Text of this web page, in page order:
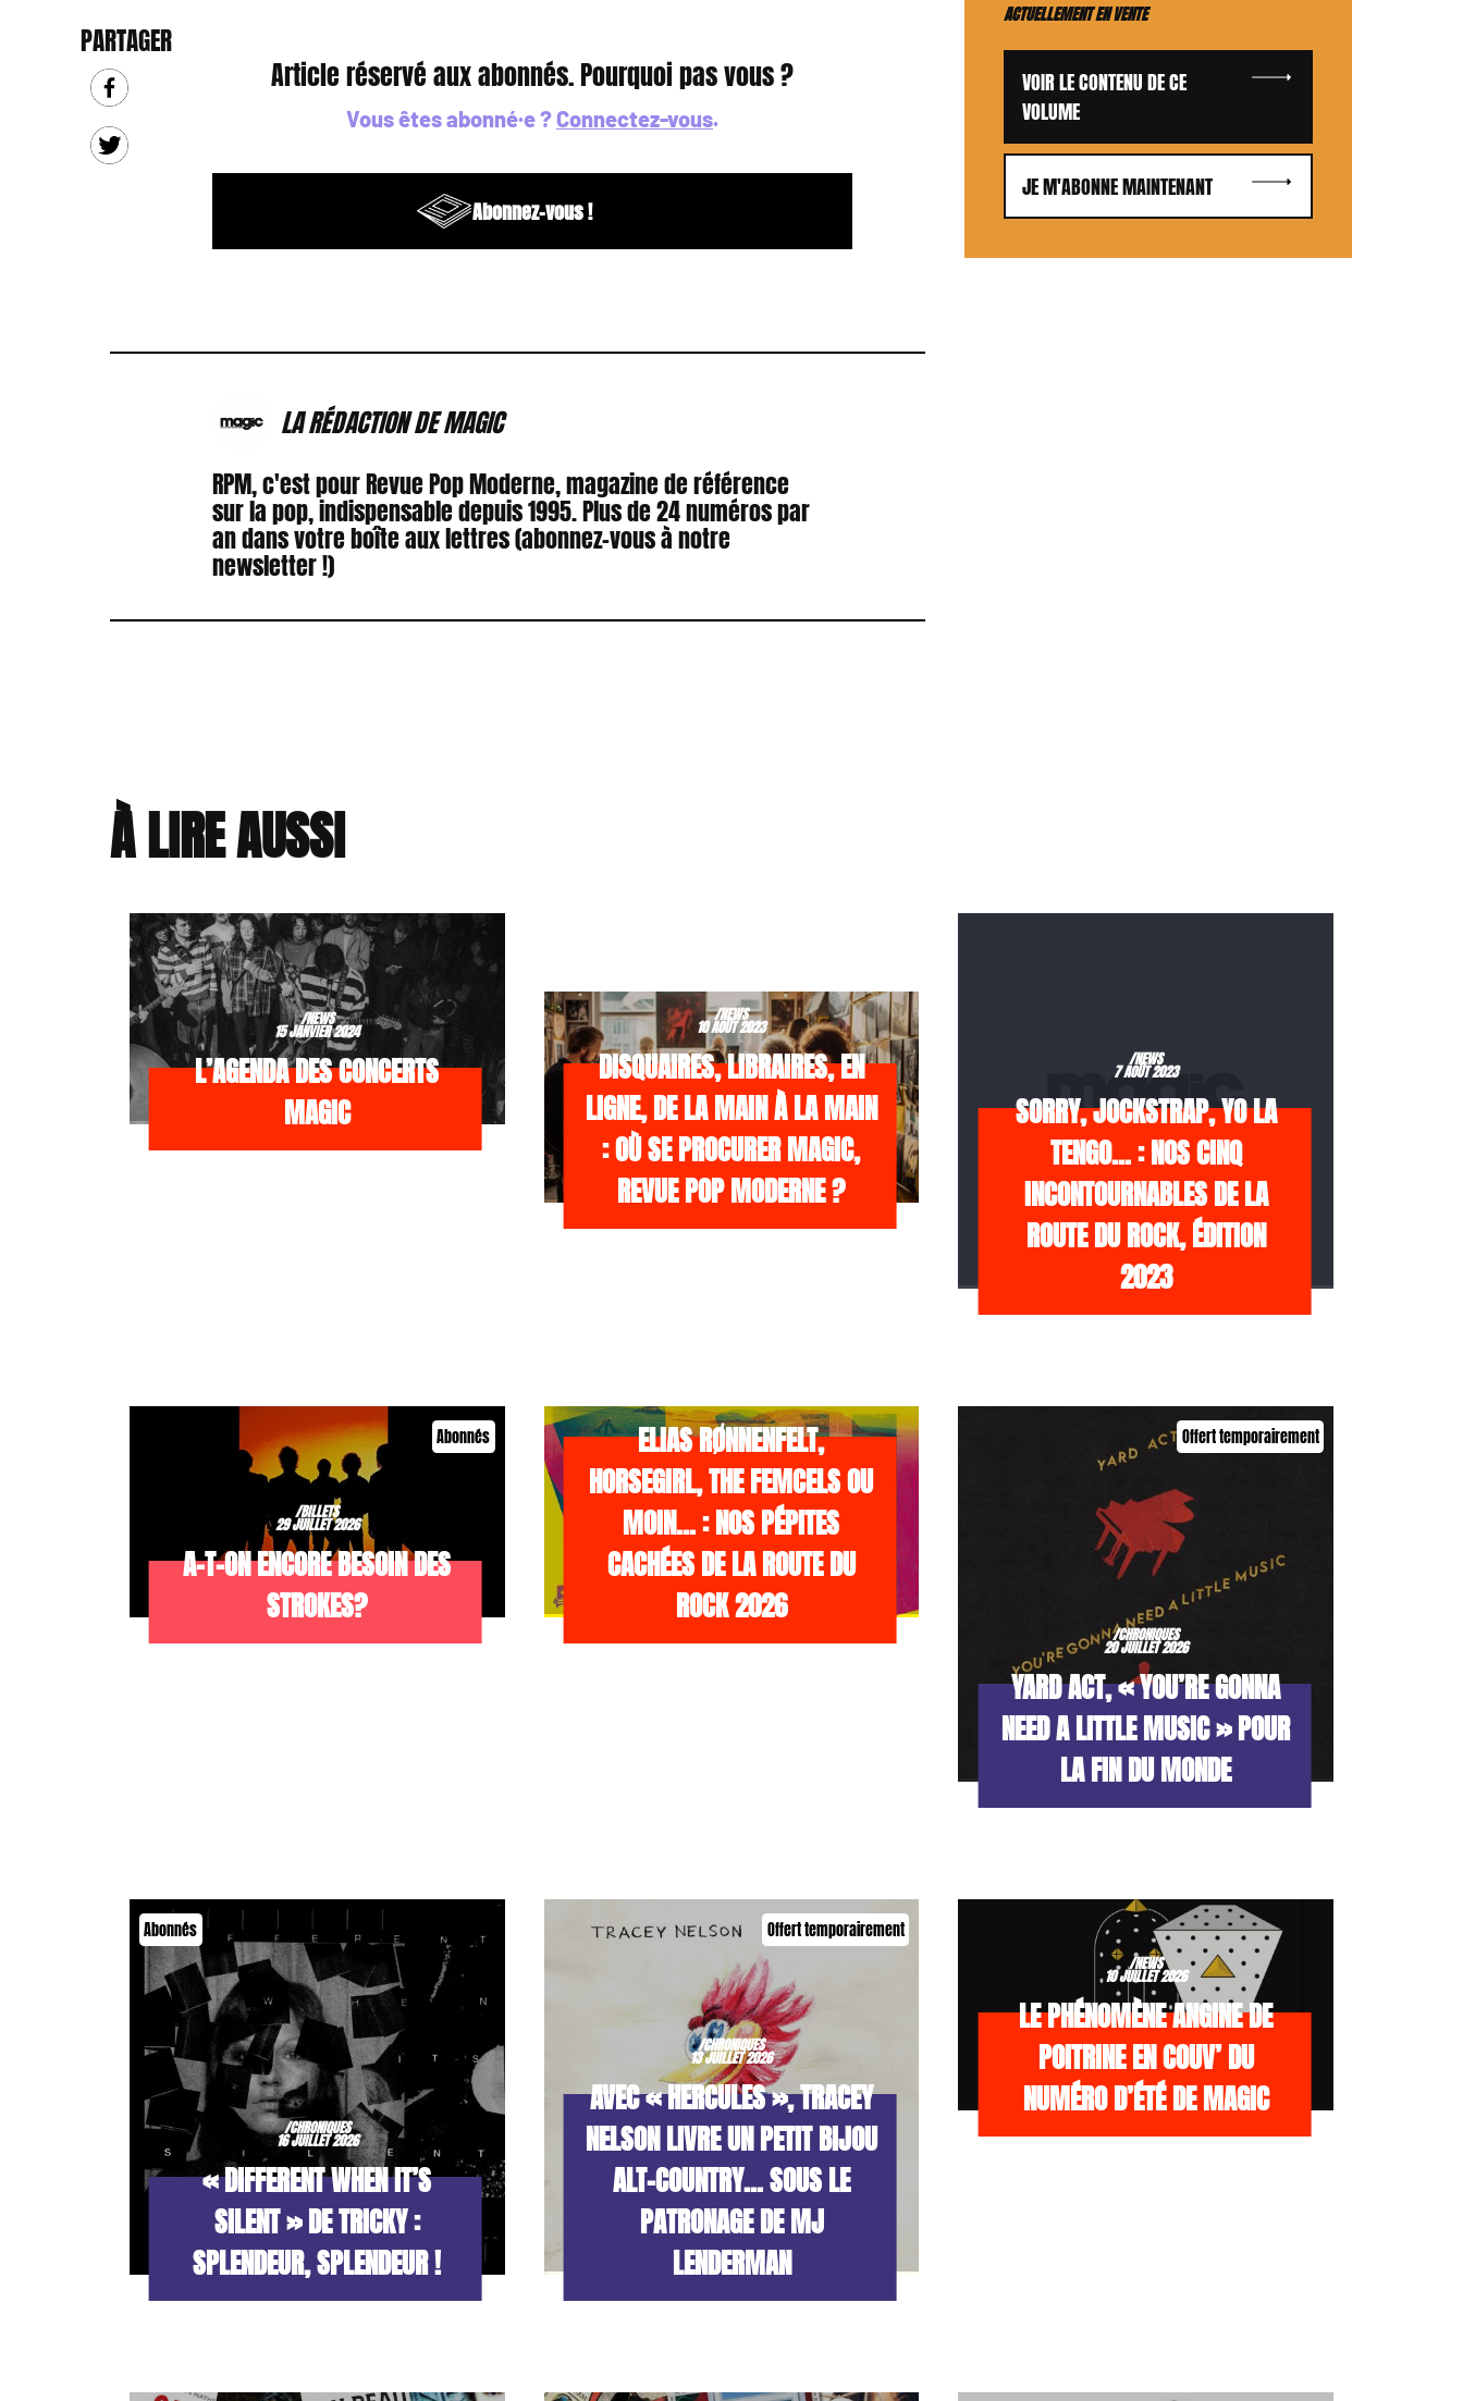
PARTAGER
Article réservé aux abonnés. Pourquoi pas vous ?
Vous êtes abonné·e ?Connectez-vous.
Abonnez-vous !
LA RÉDACTION DE MAGIC
RPM, c'est pour Revue Pop Moderne, magazine de référence
sur la pop, indispensable depuis 1995. Plus de 24 numéros par
an dans votre boîte aux lettres (abonnez-vous à notre
newsletter !)
ACTUELLEMENT EN VENTE
VOIR LE CONTENU DE CE
VOLUME
JE M'ABONNE MAINTENANT
À LIRE AUSSI
/NEWS
15 JANVIER 2024
L’AGENDA DES CONCERTS
MAGIC
/NEWS
10 AOÛT 2023
DISQUAIRES, LIBRAIRES, EN
LIGNE, DE LA MAIN À LA MAIN
: OÙ SE PROCURER MAGIC,
REVUE POP MODERNE ?
/NEWS
7 AOÛT 2023
SORRY, JOCKSTRAP, YO LA
TENGO… : NOS CINQ
INCONTOURNABLES DE LA
ROUTE DU ROCK, ÉDITION
2023
Abonnés
/BILLETS
29 JUILLET 2026
A-T-ON ENCORE BESOIN DES
STROKES?
ELIAS RØNNENFELT,
HORSEGIRL, THE FEMCELS OU
MOIN… : NOS PÉPITES
CACHÉES DE LA ROUTE DU
ROCK 2026
Offert temporairement
/CHRONIQUES
20 JUILLET 2026
YARD ACT, « YOU’RE GONNA
NEED A LITTLE MUSIC » POUR
LA FIN DU MONDE
Abonnés
/CHRONIQUES
16 JUILLET 2026
« DIFFERENT WHEN IT’S
SILENT » DE TRICKY :
SPLENDEUR, SPLENDEUR !
Offert temporairement
/CHRONIQUES
13 JUILLET 2026
AVEC « HERCULES », TRACEY
NELSON LIVRE UN PETIT BIJOU
ALT-COUNTRY… SOUS LE
PATRONAGE DE MJ
LENDERMAN
/NEWS
10 JUILLET 2026
LE PHÉNOMÈNE ANGINE DE
POITRINE EN COUV’ DU
NUMÉRO D’ÉTÉ DE MAGIC